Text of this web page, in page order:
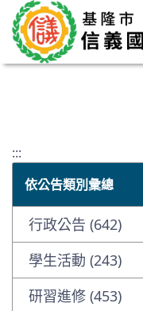
:::
依公告類別彙總
行政公告 (642)
學生活動 (243)
研習進修 (453)